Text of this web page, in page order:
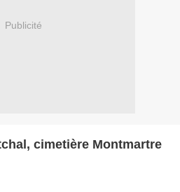
Publicité
cimetière Montmartre